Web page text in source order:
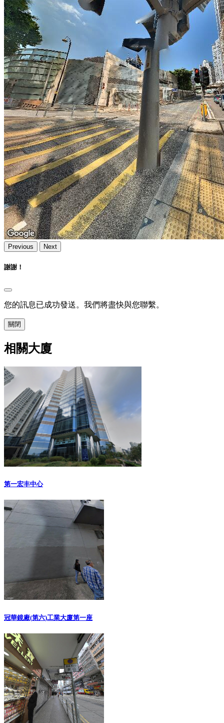
Previous Next
謝謝！
您的訊息已成功發送。我們將盡快與您聯繫。
關閉
相關大廈
第一宏丰中心
冠華鏡廠(第六)工業大廈第一座